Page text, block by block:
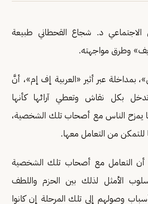
الاجتماعي د. شجاع القحطاني طبيعة
وطرق مواجهته.
بمداخلة عبر أثير «العربية إف إم»، أنَّ
بكل نقاش وتعطي آرائها كأنها
يمزح الناس مع أصحاب تلك الشخصية،
من التعامل معها.
أن التعامل مع أصحاب تلك الشخصية
الأمثل لذلك بين الحزم واللطف
وصولهم إلى تلك المرحلة إن كانوا